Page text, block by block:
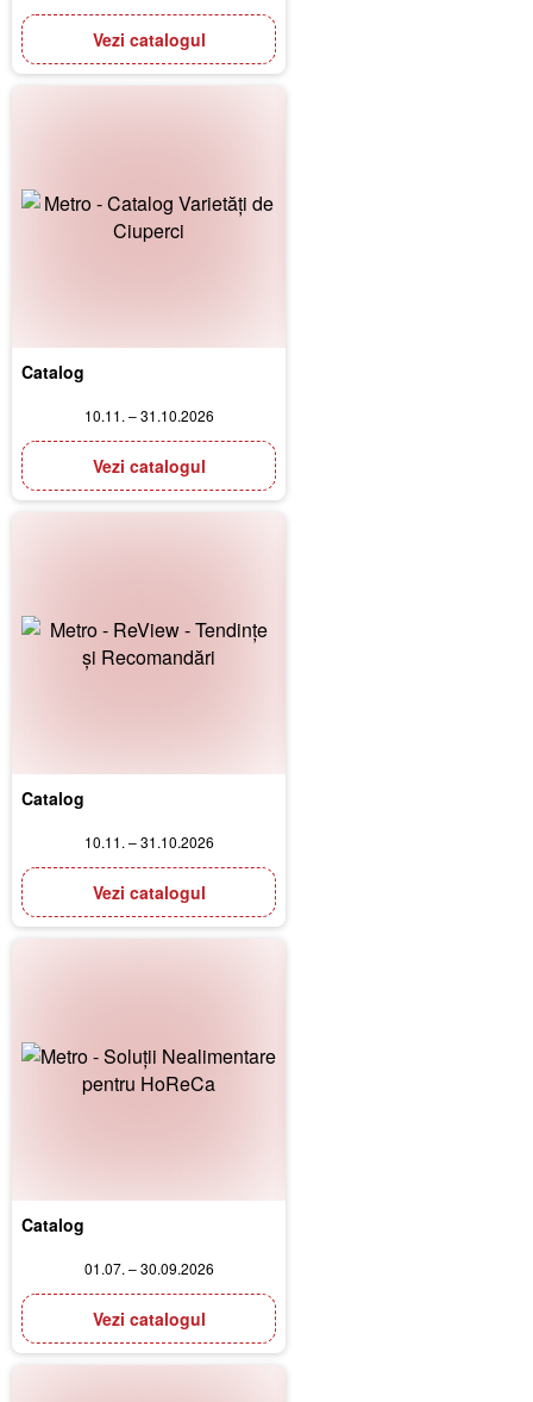
Vezi catalogul
Catalog
10.11. – 31.10.2026
Vezi catalogul
Catalog
10.11. – 31.10.2026
Vezi catalogul
Catalog
01.07. – 30.09.2026
Vezi catalogul